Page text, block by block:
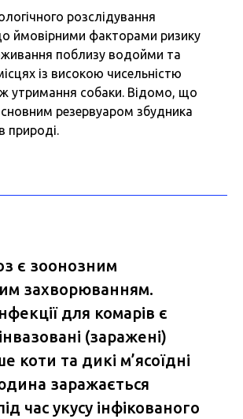
розслідування
ймовірними факторами ризику
поблизу водойми та
із високою чисельністю
утримання собаки. Відомо, що
резервуаром збудника
природі.
є зоонозним
захворюванням.
для комарів є
(заражені)
коти та дикі м’ясоїдні
заражається
час укусу інфікованого